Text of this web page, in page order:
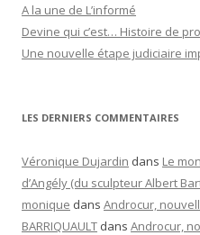
A la une de L’informé
Devine qui c’est… Histoire de
Une nouvelle étape judiciaire
LES DERNIERS COMMENTAIRES
Véronique Dujardin dans Le
d’Angély (du sculpteur Albert
monique dans Androcur,
BARRIQUAULT dans Androcur,